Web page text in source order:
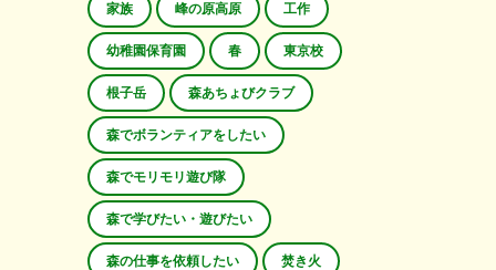
家族 峰の原高原 工作
幼稚園保育園 春 東京校
根子岳 森あちょびクラブ
森でボランティアをしたい
森でモリモリ遊び隊
森で学びたい・遊びたい
森の仕事を依頼したい 焚き火